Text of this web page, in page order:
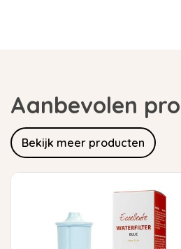
Aanbevolen
Bekijk meer producten